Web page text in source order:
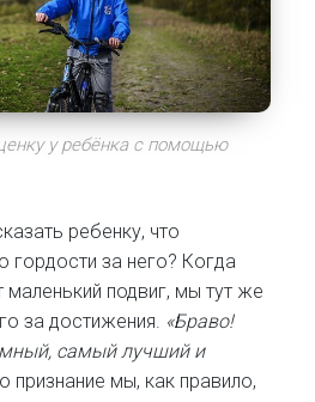
у ребёнка с помощью
ребенку, что
гордости за него? Когда
подвиг, мы тут же
за достижения. «Браво!
самый лучший и
признание мы, как правило,